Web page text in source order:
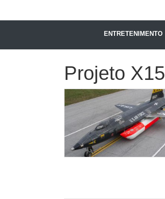
ENTRETENIMENTO
Projeto X15